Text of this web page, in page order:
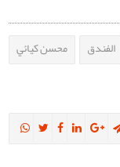
الفندق
محسن كيائي